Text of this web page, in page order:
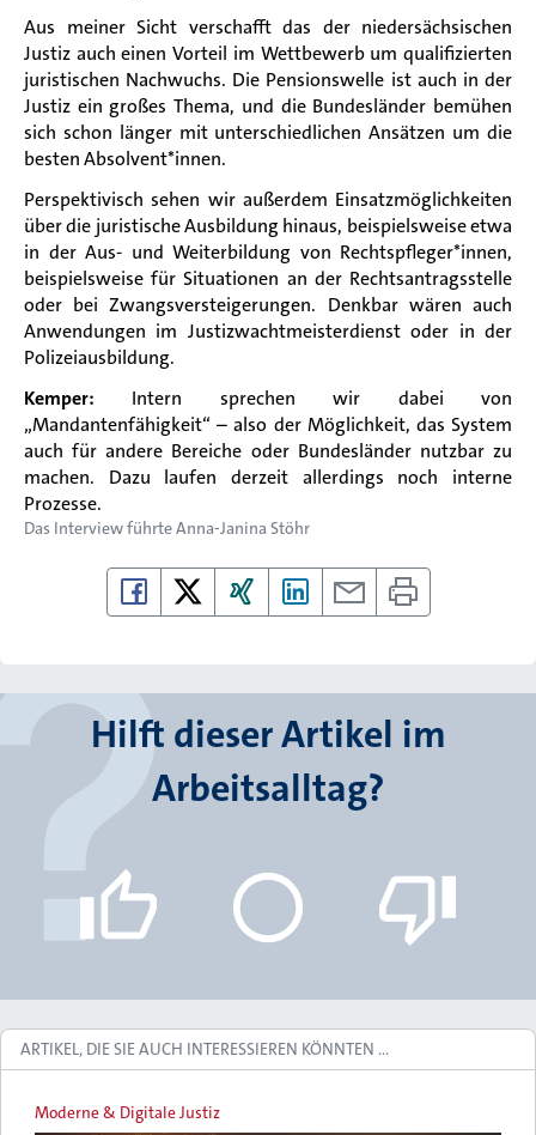
Aus meiner Sicht verschafft das der niedersächsischen
Justiz auch einen Vorteil im Wettbewerb um qualifizierten
juristischen Nachwuchs. Die Pensionswelle ist auch in der
Justiz ein großes Thema, und die Bundesländer bemühen
sich schon länger mit unterschiedlichen Ansätzen um die
besten Absolvent*innen.
Perspektivisch sehen wir außerdem Einsatzmöglichkeiten
über die juristische Ausbildung hinaus, beispielsweise etwa
in der Aus- und Weiterbildung von Rechtspfleger*innen,
beispielsweise für Situationen an der Rechtsantragsstelle
oder bei Zwangsversteigerungen. Denkbar wären auch
Anwendungen im Justizwachtmeisterdienst oder in der
Polizeiausbildung.
Kemper: Intern sprechen wir dabei von
„Mandantenfähigkeit“ – also der Möglichkeit, das System
auch für andere Bereiche oder Bundesländer nutzbar zu
machen. Dazu laufen derzeit allerdings noch interne
Prozesse.
Das Interview führteAnna-Janina Stöhr
Hilft dieser Artikel im
Arbeitsalltag?
ARTIKEL, DIE SIE AUCH INTERESSIEREN KÖNNTEN …
Moderne & Digitale Justiz